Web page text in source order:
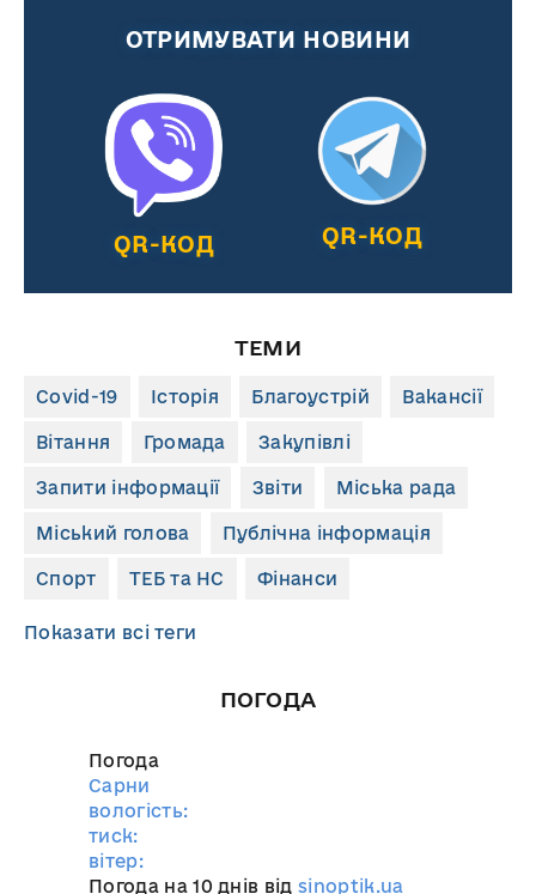
ОТРИМУВАТИ НОВИНИ
QR-КОД QR-КОД
ТЕМИ
Covid-19 Історія Благоустрій Вакансії
Вітання Громада Закупівлі
Запити інформації Звіти Міська рада
Міський голова Публічна інформація
Спорт ТЕБ та НС Фінанси
Показати всі теги
ПОГОДА
Погода
Сарни
вологість:
тиск:
вітер:
Погода на 10 днів відsinoptik.ua